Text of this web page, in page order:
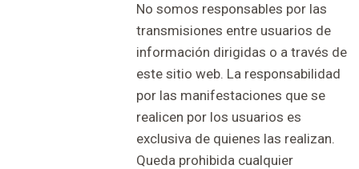
No somos responsables por las
transmisiones entre usuarios de
información dirigidas o a través de
este sitio web. La responsabilidad
por las manifestaciones que se
realicen por los usuarios es
exclusiva de quienes las realizan.
Queda prohibida cualquier